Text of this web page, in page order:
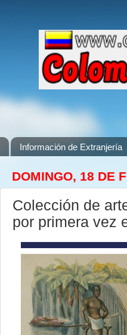
Información de Extranjería
DOMINGO, 18 DE
Colección de
por primera vez